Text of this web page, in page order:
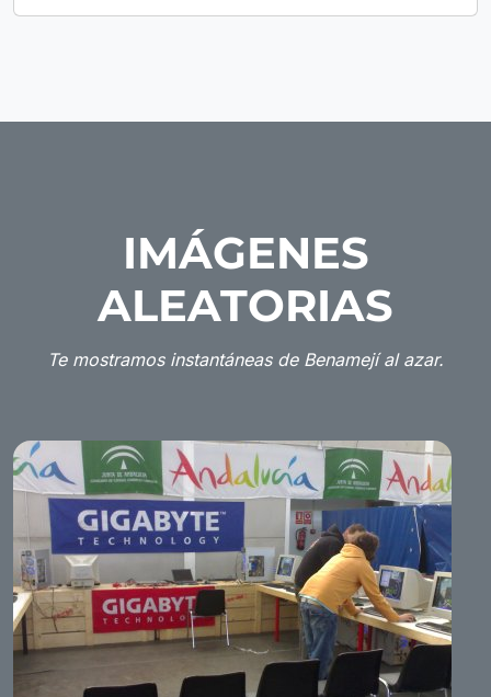
IMÁGENES
ALEATORIAS
Te mostramos instantáneas de Benamejí al azar.